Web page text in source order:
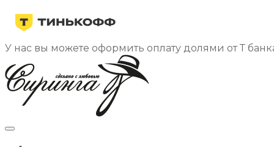
У нас вы можете оформить оплату долями от Т